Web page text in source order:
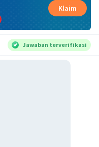
Klaim
Jawaban terverifikasi